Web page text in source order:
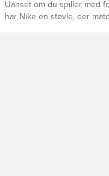
Uanset om du spiller med
har Nike en støvle, der